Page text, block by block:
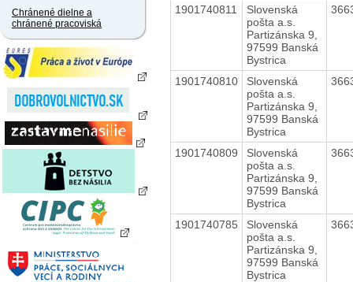
Chránené dielne a
chránené pracoviská
1901740811
Slovenská
pošta a.s.
Partizánska 9,
97599 Banská
Bystrica
1901740810
Slovenská
pošta a.s.
Partizánska 9,
97599 Banská
Bystrica
1901740809
Slovenská
pošta a.s.
Partizánska 9,
97599 Banská
Bystrica
1901740785
Slovenská
pošta a.s.
Partizánska 9,
97599 Banská
Bystrica